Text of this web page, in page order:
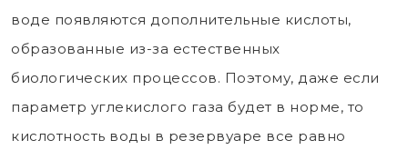
воде появляются дополнительные кислоты,
образованные из-за естественных
биологических процессов. Поэтому, даже если
параметр углекислого газа будет в норме, то
кислотность воды в резервуаре все равно